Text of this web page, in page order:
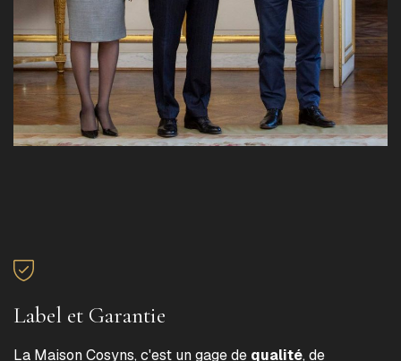
Label et Garantie
La Maison Cosyns, c'est un gage de qualité, de